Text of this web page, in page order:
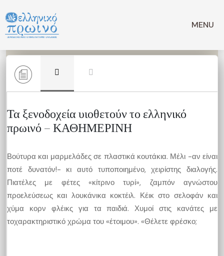
σε
περιεχόμενο
MENU
Τα ξενοδοχεία υιοθετούν το ελληνικό
πρωινό – ΚΑΘΗΜΕΡΙΝΗ
Βούτυρα και μαρμελάδες σε πλαστικά κουτάκια. Μέλι -αν είναι
ποτέ δυνατόν!- κι αυτό τυποποιημένο, χειρίστης διαλογής.
Πιατέλες με φέτες «κίτρινο τυρί», ζαμπόν αγνώστου
προελεύσεως και λουκάνικα κοκτέιλ. Κέικ στο σελοφάν και
χύμα κορν φλέικς για τα παιδιά. Χυμοί στις κανάτες με
τοχαρακτηριστικό χρώμα του «έτοιμου». «Θέλετε φρέσκο;